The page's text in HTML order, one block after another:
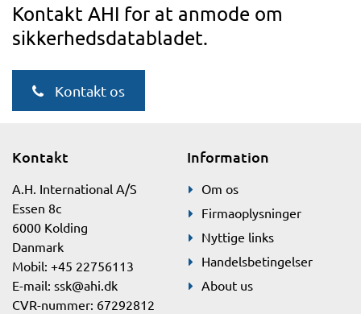
Kontakt AHI for at anmode om
sikkerhedsdatabladet.
Kontakt os
Kontakt
A.H. International A/S
Essen 8c
6000 Kolding
Danmark
Mobil: +45 22756113
E-mail: ssk@ahi.dk
CVR-nummer: 67292812
Information
Om os
Firmaoplysninger
Nyttige links
Handelsbetingelser
About us